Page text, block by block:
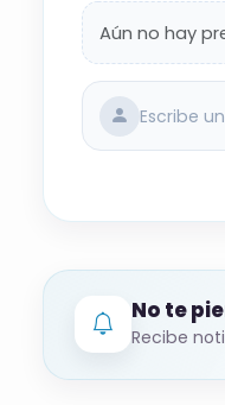
Aún no hay
Escribe
No te
Recibe